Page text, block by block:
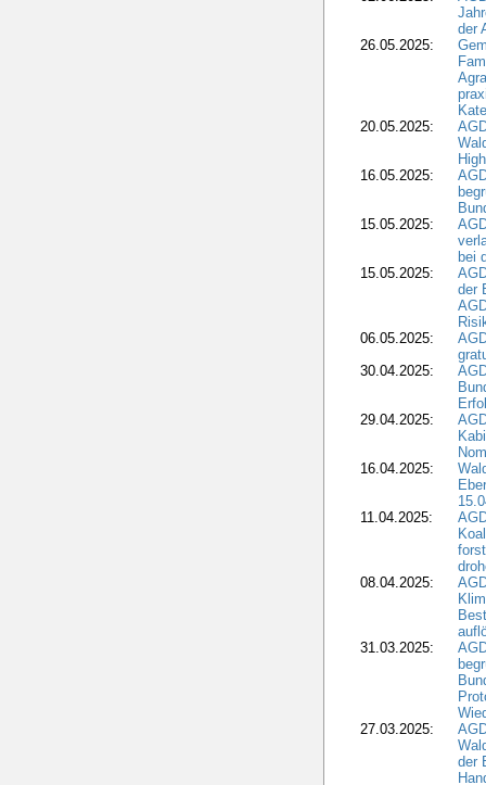
der
26.05.2025:
20.05.2025:
16.05.2025:
15.05.2025:
bei
15.05.2025:
der
06.05.2025:
30.04.2025:
29.04.2025:
16.04.2025:
11.04.2025:
08.04.2025:
31.03.2025:
27.03.2025:
der